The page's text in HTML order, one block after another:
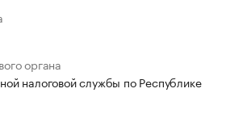
органа
налоговой службы по Республике